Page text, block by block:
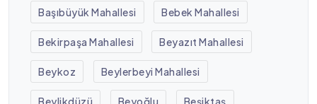
Başıbüyük Mahallesi Bebek Mahallesi
Bekirpaşa Mahallesi Beyazıt Mahallesi
Beykoz Beylerbeyi Mahallesi
Beylikdüzü Beyoğlu Beşiktaş